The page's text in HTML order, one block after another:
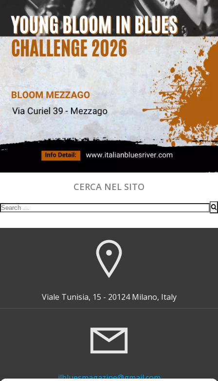
CERCA NEL SITO
Search
Viale Tunisia, 15 - 20124 Milano, Italy
ilbluesmagazine@gmail.com